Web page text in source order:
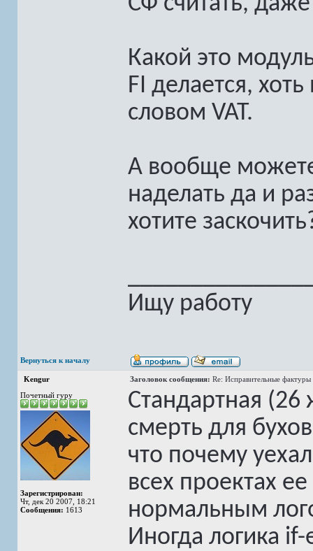
Какой это
FI делается,
словом VAT.
А вообще
наделать да и
хотите
Ищу работу
Вернуться к началу
Kengur Заголовок сообщения: Re: Исправительные фактуры
Почетный гуру
Зарегистрирован:
Чт, дек 20 2007, 18:21
Сообщения: 1613
Стандартная (26
смерть для
что почему
всех проектах
нормальным
Иногда логика